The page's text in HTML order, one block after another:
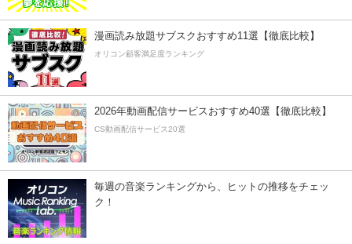
漫画読み放題サブスクおすすめ11選【徹底比較】
オリコン顧客満足度ランキング
2026年動画配信サービスおすすめ40選【徹底比較】
CS動画配信サービス20選
毎週の音楽ランキングから、ヒットの推移をチェッ
ク！